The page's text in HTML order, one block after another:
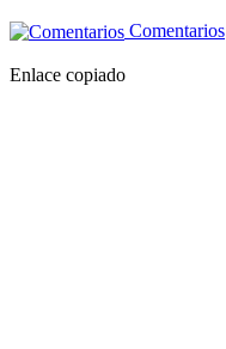
Comentarios
Enlace copiado